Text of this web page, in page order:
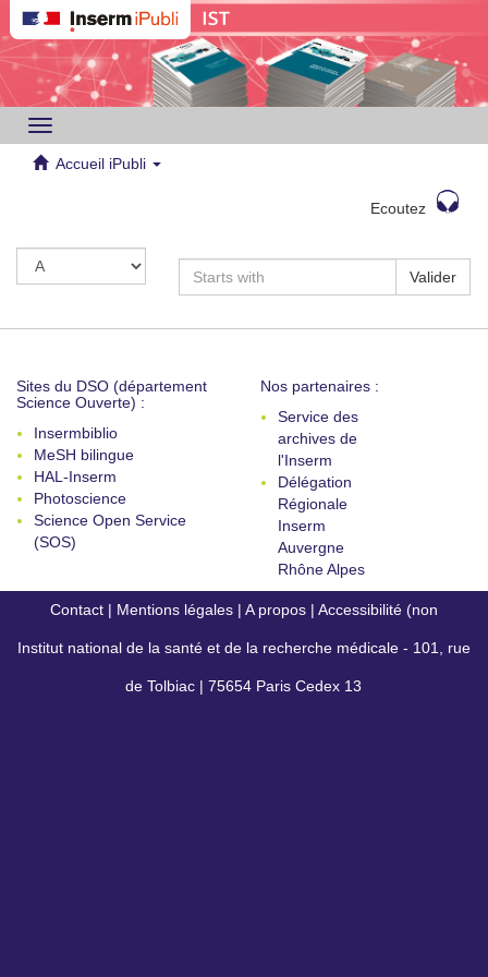
Toggle
navigation
Accueil iPubli
Ecoutez
Valider
Sites du DSO (département
Science Ouverte) :
Insermbiblio
MeSH bilingue
HAL-Inserm
Photoscience
Science Open Service
(SOS)
Nos partenaires :
Service des
archives de
l'Inserm
Délégation
Régionale
Inserm
Auvergne
Rhône Alpes
Contact | Mentions légales | A propos | Accessibilité (non
conforme)
Institut national de la santé et de la recherche médicale - 101, rue
de Tolbiac | 75654 Paris Cedex 13